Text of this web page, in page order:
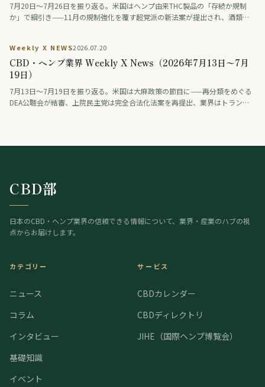
7月20日〜7月26日を振り返る。米国はヘンプ由来THC製品の「存続か規制
か」で綱引き——11月の規制強化を覆す超党派の新法案が提出され、酒類業
究段階）。アジアではタイが、医療・健康目的に限り娯楽利用は認めない新
しい大麻規制法案を保健大臣に提出。日本では「大麻解禁は救いか破滅か」
を賛否の論者が議論する番組が話題となった。
Weekly X NEWS2026.07.20
CBD・ヘンプ業界 Weekly X News（2026年7月13日〜7月
19日）
7月13日〜7月19日を振り返る。米国は大麻政策の節目に——再分類をめぐる
DEA公聴会が結審、上院民主党は完全合法化法案を再提出、業界はトランプ
の医療大麻市場が動き出した。
CBD部
日本のCBD・ヘンプ業界の信頼できる情報について、業界・産業のハブの視
点からお届けします。
カテゴリー
ニュース
コラム
インタビュー
基礎知識
イベント
サービス
CBDカレンダー
CBDディレクトリ
JIHE（国際ヘンプ博覧会）